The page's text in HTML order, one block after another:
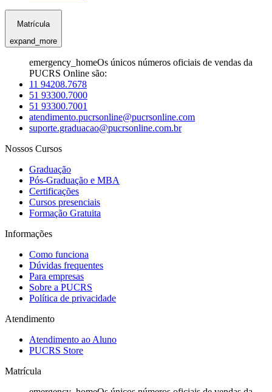
Matrícula
expand_more
emergency_homeOs únicos números oficiais de vendas da
PUCRS Online são:
11 94208.7678
51 93300.7000
51 93300.7001
atendimento.pucrsonline@pucrsonline.com
suporte.graduacao@pucrsonline.com.br
Nossos Cursos
Graduação
Pós-Graduação e MBA
Certificações
Cursos presenciais
Formação Gratuita
Informações
Como funciona
Dúvidas frequentes
Para empresas
Sobre a PUCRS
Política de privacidade
Atendimento
Atendimento ao Aluno
PUCRS Store
Matrícula